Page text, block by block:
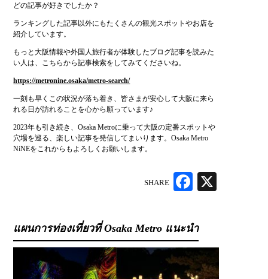
どの記事が好きでしたか？
ランキングした記事以外にもたくさんの観光スポットやお店を
紹介しています。
もっと大阪情報や外国人旅行者が体験したブログ記事を読みた
い人は、こちらから記事検索をしてみてくださいね。
https://metronine.osaka/metro-search/
一刻も早くこの状況が落ち着き、皆さまが安心して大阪に来ら
れる日が訪れることを心から願っています♪
2023年も引き続き、Osaka Metroに乗って大阪の定番スポットや
穴場を巡る、楽しい記事を発信してまいります。Osaka Metro
NiNEをこれからもよろしくお願いします。
SHARE
แผนการท่องเที่ยวที่ Osaka Metro แนะนำ